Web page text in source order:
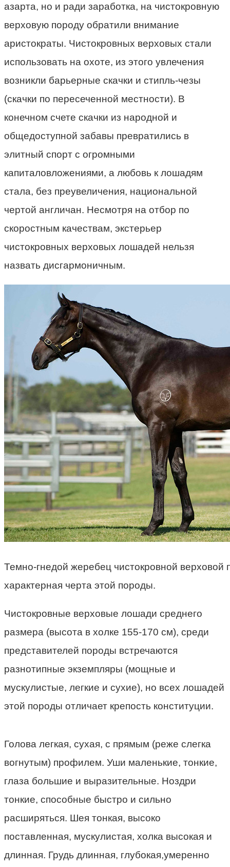
азарта, но и ради заработка, на чистокровную
верховую породу обратили внимание
аристократы. Чистокровных верховых стали
использовать на охоте, из этого увлечения
возникли барьерные скачки и стипль-чезы
(скачки по пересеченной местности). В
конечном счете скачки из народной и
общедоступной забавы превратились в
элитный спорт с огромными
капиталовложениями, а любовь к лошадям
стала, без преувеличения, национальной
чертой англичан. Несмотря на отбор по
скоростным качествам, экстерьер
чистокровных верховых лошадей нельзя
назвать дисгармоничным.
Темно-гнедой жеребец чистокровной
характерная черта этой породы.
Чистокровные верховые лошади среднего
размера (высота в холке 155-170 см), среди
представителей породы встречаются
разнотипные экземпляры (мощные и
мускулистые, легкие и сухие), но всех лошадей
этой породы отличает крепость конституции.
Голова легкая, сухая, с прямым (реже слегка
вогнутым) профилем. Уши маленькие, тонкие,
глаза большие и выразительные. Ноздри
тонкие, способные быстро и сильно
расширяться. Шея тонкая, высоко
поставленная, мускулистая, холка высокая и
длинная. Грудь длинная, глубокая,умеренно